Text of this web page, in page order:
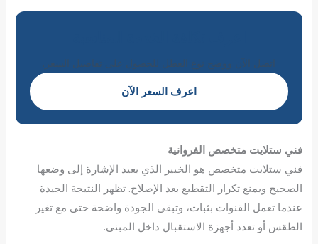
اتصل الآن ووضح نوع العطل للحصول على تفاصيل السعر.
اعرف السعر الآن
فني ستلايت متخصص الفروانية
فني ستلايت متخصص هو الخبير الذي يعيد الإشارة إلى وضعها
الصحيح ويمنع تكرار التقطيع بعد الإصلاح. تظهر النتيجة الجيدة
عندما تعمل القنوات بثبات، وتبقى الجودة واضحة حتى مع تغير
الطقس أو تعدد أجهزة الاستقبال داخل المبنى.